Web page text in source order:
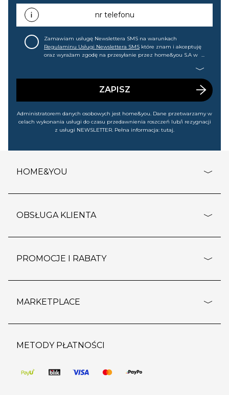
promocjach, wyprzedażach). Wiem, że mogę tę zgodę w
każdej chwili cofnąć.nr telefonu
Zamawiam usługę Newslettera SMS na warunkach
Regulaminu Usługi Newslettera SMS które znam i akceptuję
oraz wyrażam zgodę na przesyłanie przez home&you S.A w
wyprzedażach). Wiem, że mogę tę zgodę w każdej chwili
ZAPISZ
Administratorem danych osobowych jest home&you. Dane przetwarzamy w
celach wykonania usługi do czasu przedawnienia roszczeń lub/i rezygnacji
z usługi NEWSLETTER. Pełna informacja: tutaj.
HOME&YOU
o firmie
polityka prywatności
kontakt
OBSŁUGA KLIENTA
dostawy i płatność
wypis z subskrypcji
regulamin sklepu
pozostałe regulaminy
PROMOCJE I RABATY
outlet
regulaminy promocji
MARKETPLACE
strefa marek
pomoc dla sprzedawców
METODY PŁATNOŚCI